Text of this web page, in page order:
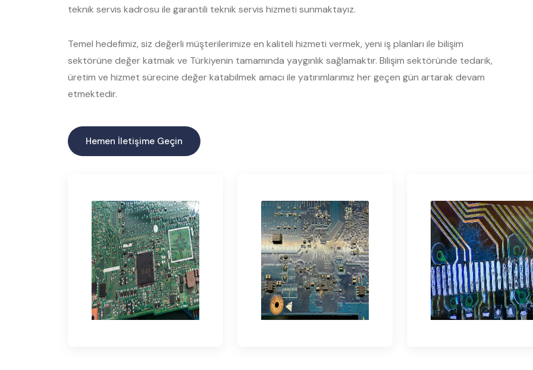
teknik servis kadrosu ile garantili teknik servis hizmeti sunmaktayız.
Temel hedefimiz, siz değerli müşterilerimize en kaliteli hizmeti vermek, yeni iş planları ile bilişim
sektörüne değer katmak ve Türkiyenin tamamında yaygınlık sağlamaktır. Bilişim sektöründe tedarik,
üretim ve hizmet sürecine değer katabilmek amacı ile yatırımlarımız her geçen gün artarak devam
etmektedir.
Hemen İletişime Geçin